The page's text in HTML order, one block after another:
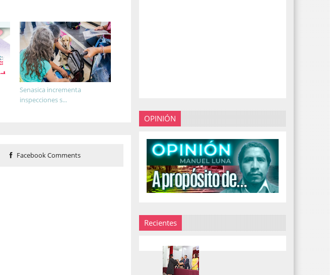
Senasica incrementa
inspecciones s...
Facebook Comments
OPINIÓN
Recientes